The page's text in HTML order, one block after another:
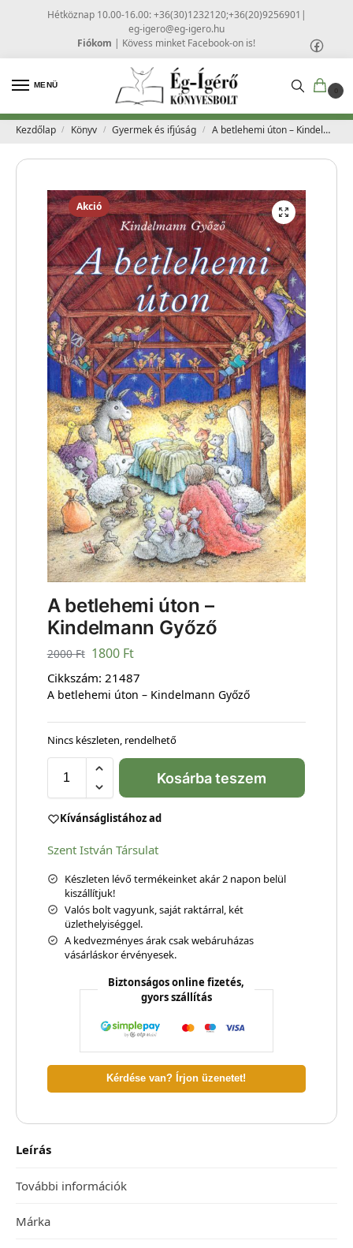
Hétköznap 10.00-16.00: +36(30)1232120;+36(20)9256901 |
eg-igero@eg-igero.hu
Fiókom | Kövess minket Facebook-on is!
MENÜ
0
Kezdőlap / Könyv / Gyermek és ifjúság / A betlehemi úton – Kindelmann Győző
Akció
A betlehemi úton –
Kindelmann Győző
2000Ft 1800 Ft
Cikkszám: 21487
A betlehemi úton – Kindelmann Győző
Nincs készleten, rendelhető
Kosárba teszem
Kívánságlistához ad
Szent István Társulat
Készleten lévő termékeinket akár 2 napon belül
kiszállítjuk!
Valós bolt vagyunk, saját raktárral, két
üzlethelyiséggel.
A kedvezményes árak csak webáruházas
vásárláskor érvényesek.
Biztonságos online fizetés,
gyors szállítás
Kérdése van? Írjon üzenetet!
Leírás
További információk
Márka